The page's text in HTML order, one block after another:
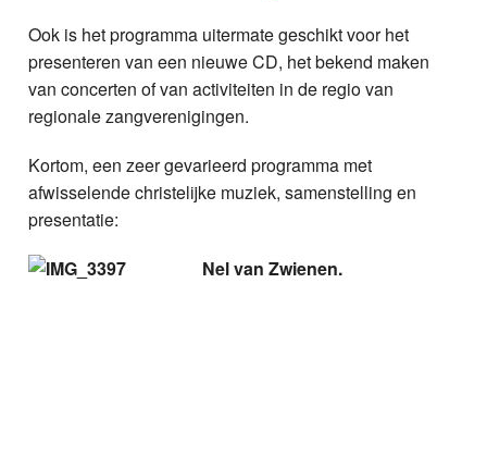
Ook is het programma uitermate geschikt voor het
presenteren van een nieuwe CD, het bekend maken
van concerten of van activiteiten in de regio van
regionale zangverenigingen.
Kortom, een zeer gevarieerd programma met
afwisselende christelijke muziek, samenstelling en
presentatie:
Nel van Zwienen.